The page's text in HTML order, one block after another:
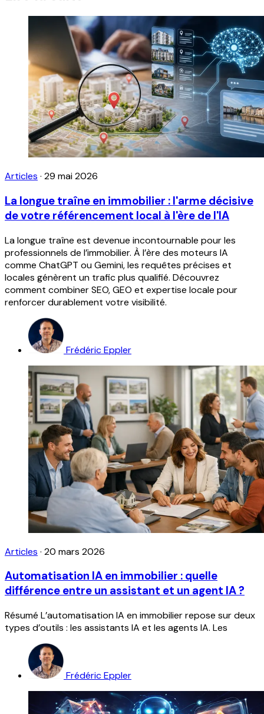
Articles · 29 mai 2026
La longue traîne en immobilier : l'arme décisive
de votre référencement local à l'ère de l'IA
La longue traîne est devenue incontournable pour les
professionnels de l’immobilier. À l’ère des moteurs IA
comme ChatGPT ou Gemini, les requêtes précises et
locales génèrent un trafic plus qualifié. Découvrez
comment combiner SEO, GEO et expertise locale pour
renforcer durablement votre visibilité.
Frédéric Eppler
Articles · 20 mars 2026
Automatisation IA en immobilier : quelle
différence entre un assistant et un agent IA ?
Résumé L’automatisation IA en immobilier repose sur deux
types d’outils : les assistants IA et les agents IA. Les
Frédéric Eppler